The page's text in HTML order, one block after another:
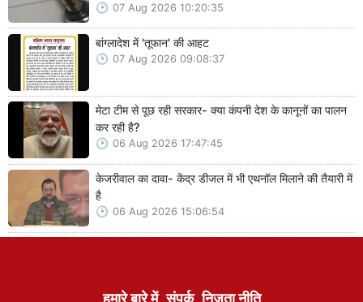
07 Aug 2026 10:20:35
बांग्लादेश में 'तूफान' की आहट
07 Aug 2026 09:08:37
मेटा टीम से पूछ रही सरकार- क्या कंपनी देश के कानूनों का पालन
कर रही है?
06 Aug 2026 17:47:45
केजरीवाल का दावा- केंद्र डीजल में भी एथनॉल मिलाने की तैयारी में
है
06 Aug 2026 15:06:54
हमारे बारे में संपर्क निजता नीति